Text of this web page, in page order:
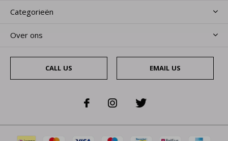
Categorieën
Over ons
CALL US EMAIL US